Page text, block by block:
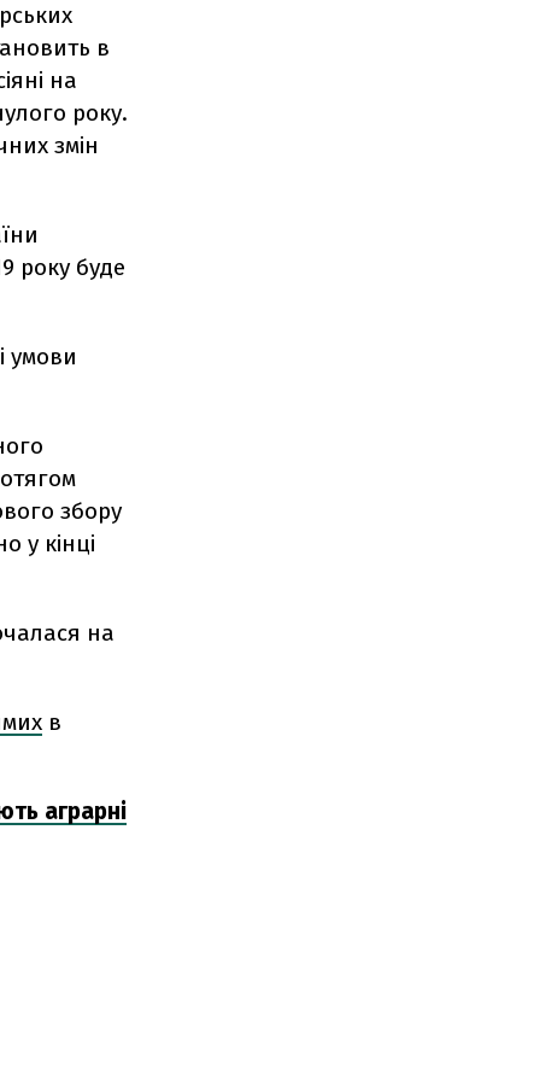
в
на
року.
змін
року буде
умови
збору
у кінці
на
в
аграрні